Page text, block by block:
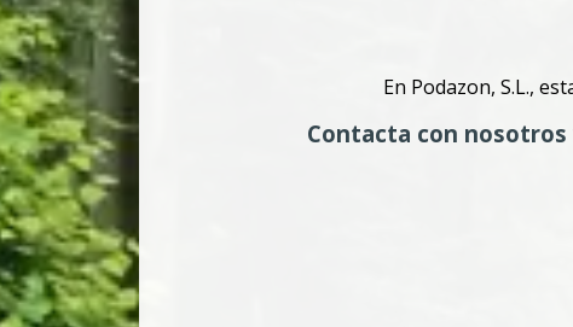
En Podazon, S.L.,
Contacta con